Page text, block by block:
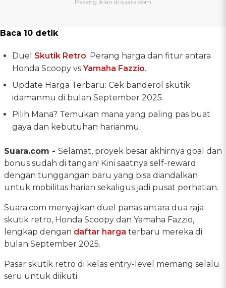
Baca 10 detik
Duel Skutik Retro: Perang harga dan fitur antara
Honda Scoopy vsYamaha Fazzio.
Update Harga Terbaru: Cek banderol skutik
idamanmu di bulan September 2025.
Pilih Mana? Temukan mana yang paling pas buat
gaya dan kebutuhan harianmu.
Suara.com - Selamat, proyek besar akhirnya goal dan
bonus sudah di tangan! Kini saatnya self-reward
dengan tunggangan baru yang bisa diandalkan
untuk mobilitas harian sekaligus jadi pusat perhatian.
Suara.com menyajikan duel panas antara dua raja
skutik retro, Honda Scoopy dan Yamaha Fazzio,
lengkap dengan daftar harga terbaru mereka di
bulan September 2025.
Pasar skutik retro di kelas entry-level memang selalu
seru untuk diikuti.